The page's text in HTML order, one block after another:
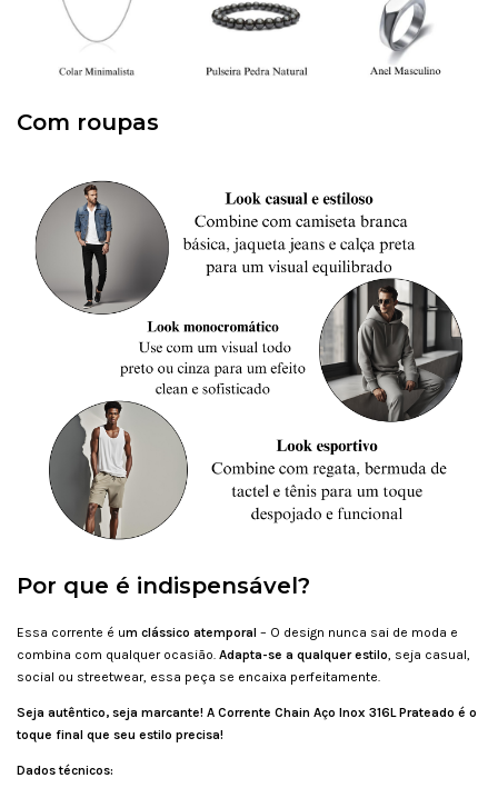
Com roupas
Por que é indispensável?
Essa corrente é um clássico atemporal – O design nunca sai de moda e
combina com qualquer ocasião. Adapta-se a qualquer estilo, seja casual,
social ou streetwear, essa peça se encaixa perfeitamente.
Seja autêntico, seja marcante! A Corrente Chain Aço Inox 316L Prateado é o
toque final que seu estilo precisa!
Dados técnicos: